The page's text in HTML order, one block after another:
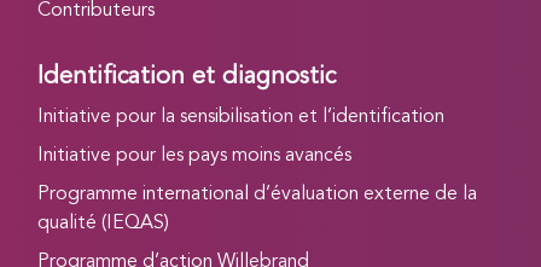
Contributeurs
Identification et diagnostic
Initiative pour la sensibilisation et l’identification
Initiative pour les pays moins avancés
Programme international d’évaluation externe de la
qualité (IEQAS)
Programme d’action Willebrand